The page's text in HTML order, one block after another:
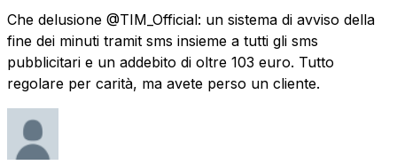
Che delusione @TIM_Official: un sistema di avviso della
fine dei minuti tramit sms insieme a tutti gli sms
pubblicitari e un addebito di oltre 103 euro. Tutto
regolare per carità, ma avete perso un cliente.